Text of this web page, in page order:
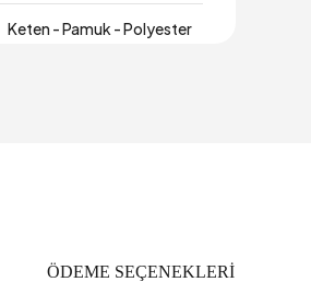
Keten - Pamuk - Polyester
ÖDEME SEÇENEKLERİ